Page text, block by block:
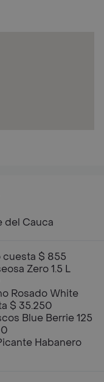
del Cauca
cuesta $ 855
Zero 1.5 L
Rosado White
$ 35.250
Blue Berrie 125
Habanero